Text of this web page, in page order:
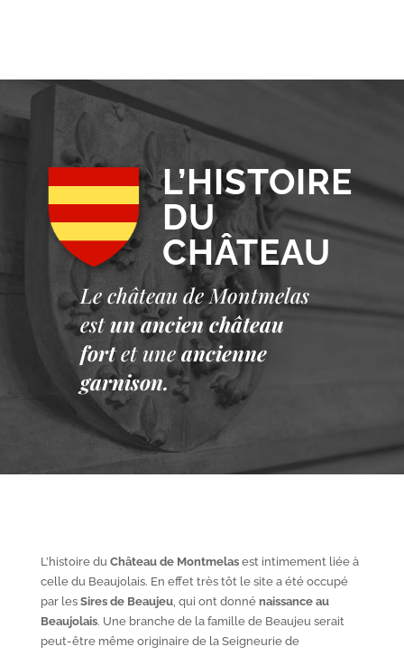
L’HISTOIRE
DU
CHÂTEAU
Le château de Montmelas
est un ancien château
fort et une ancienne
garnison.
L’histoire duChâteau de Montmelasest intimement liée à
celle du Beaujolais. En effet très tôt le site a été occupé
par les Sires de Beaujeu, qui ont donné naissance au
Beaujolais. Une branche de la famille de Beaujeu serait
peut-être même originaire de la Seigneurie de